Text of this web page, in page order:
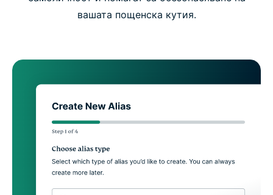
вашата пощенска кутия.